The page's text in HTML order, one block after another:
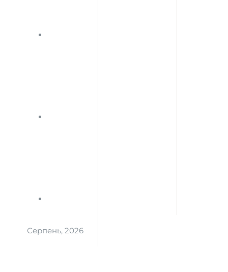
Серпень, 2026